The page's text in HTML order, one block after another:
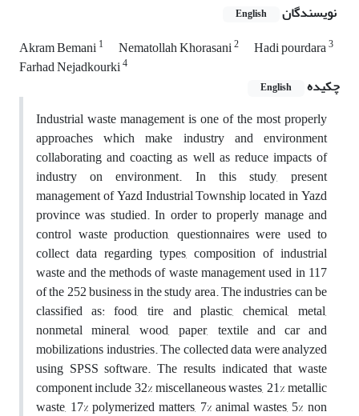
نویسندگان English
Akram Bemani1 Nematollah Khorasani2 Hadi pourdara3
Farhad Nejadkourki4
چکیده English
Industrial waste management is one of the most properly
approaches which make industry and environment
collaborating and coacting as well as reduce impacts of
industry on environment. In this study, present
management of Yazd Industrial Township located in Yazd
province was studied. In order to properly manage and
control waste production, questionnaires were used to
collect data regarding types, composition of industrial
waste and the methods of waste management used in 117
of the 252 business in the study area. The industries can be
classified as: food, tire and plastic, chemical, metal,
nonmetal mineral, wood, paper, textile and car and
mobilizations industries. The collected data were analyzed
using SPSS software. The results indicated that waste
component include 32% miscellaneous wastes, 21% metallic
waste, 17% polymerized matters, 7% animal wastes, 5% non